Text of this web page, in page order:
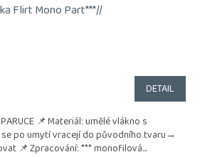
Flirt Mono Part***//
DETAIL
📌 Materiál: umělé vlákno s
po umytí vracejí do původního tvaru→
📌 Zpracování: *** monofilová...